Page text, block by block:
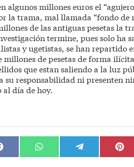
algunos millones euros el
la trama, mal llamada “fondo de
de las antiguas pesetas la
termine, pues solo ha
y ugetistas, se han repartido
millones de pesetas de forma
que estan saliendo a la luz
su responsabilidad ni presenten
al día de hoy.
Compartir
en
Compartir
en en